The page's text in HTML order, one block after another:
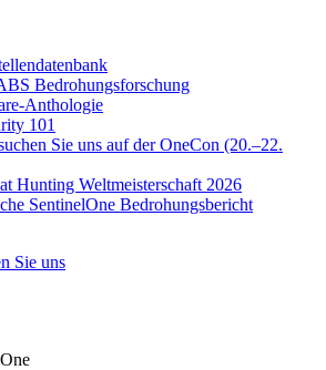
Bedrohungsforschung
Anthologie
101
Sie uns auf der OneCon (20.–22.
Hunting Weltmeisterschaft 2026
SentinelOne Bedrohungsbericht
Sie uns